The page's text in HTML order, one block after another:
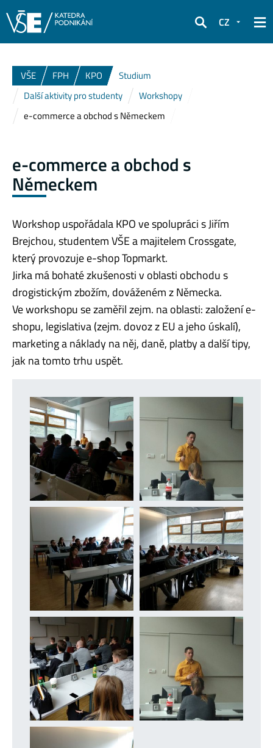
Hledat
CZ
VŠE FPH KPO
Studium
Další aktivity pro studenty
Workshopy
e-commerce a obchod s Německem
e-commerce a obchod s
Německem
Workshop uspořádala KPO ve spolupráci s Jiřím
Brejchou, studentem VŠE a majitelem Crossgate,
který provozuje e-shop Topmarkt.
Jirka má bohaté zkušenosti v oblasti obchodu s
drogistickým zbožím, dováženém z Německa.
Ve workshopu se zaměřil zejm. na oblasti: založení e-
shopu, legislativa (zejm. dovoz z EU a jeho úskalí),
marketing a náklady na něj, daně, platby a další tipy,
jak na tomto trhu uspět.